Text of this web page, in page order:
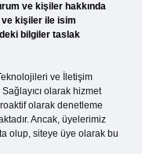
ve kişiler hakkında
ve kişiler ile isim
bilgiler taslak
ve İletişim
olarak hizmet
olarak denetleme
Ancak, üyelerimiz
olup, siteye üye olarak bu